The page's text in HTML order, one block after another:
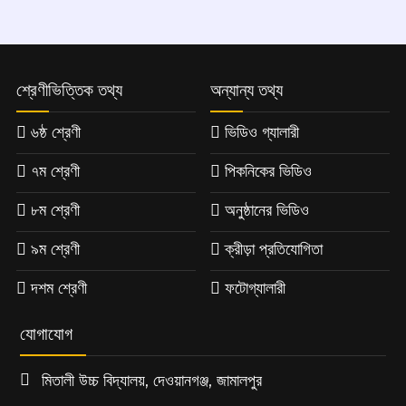
শ্রেণীভিত্তিক তথ্য
৬ষ্ঠ শ্রেণী
৭ম শ্রেণী
৮ম শ্রেণী
৯ম শ্রেণী
দশম শ্রেণী
অন্যান্য তথ্য
ভিডিও গ্যালারী
পিকনিকের ভিডিও
অনুষ্ঠানের ভিডিও
ক্রীড়া প্রতিযোগিতা
ফটোগ্যালারী
যোগাযোগ
মিতালী উচ্চ বিদ্যালয়, দেওয়ানগঞ্জ, জামালপুর